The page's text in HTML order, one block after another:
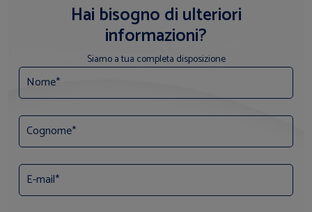
Hai bisogno di ulteriori
informazioni?
Siamo a tua completa disposizione